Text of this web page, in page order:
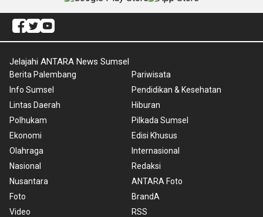
Jelajahi ANTARA News Sumsel
Berita Palembang
Info Sumsel
Lintas Daerah
Polhukam
Ekonomi
Olahraga
Nasional
Nusantara
Foto
Video
Pariwisata
Pendidikan & Kesehatan
Hiburan
Pilkada Sumsel
Edisi Khusus
Internasional
Redaksi
ANTARA Foto
BrandA
RSS